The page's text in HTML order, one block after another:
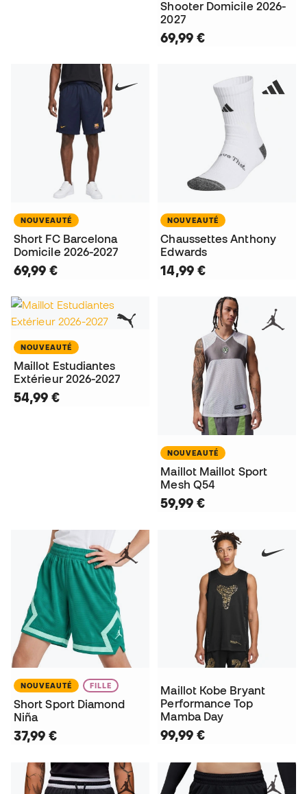
Shooter Domicile 2026-
2027
69,99 €
NOUVEAUTÉ
Short FC Barcelona
Domicile 2026-2027
69,99 €
NOUVEAUTÉ
Chaussettes Anthony
Edwards
14,99 €
NOUVEAUTÉ
Maillot Estudiantes
Extérieur 2026-2027
54,99 €
NOUVEAUTÉ
Maillot Maillot Sport
Mesh Q54
59,99 €
NOUVEAUTÉ FILLE
Short Sport Diamond
Niña
37,99 €
Maillot Kobe Bryant
Performance Top
Mamba Day
99,99 €